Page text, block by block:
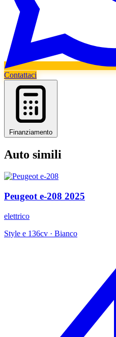
Contattaci
Finanziamento
Auto simili
Peugeot e-208 2025
elettrico
Style e 136cv · Bianco